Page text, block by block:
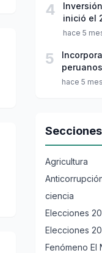
4
inició el
hace 5
5
hace 5
Secciones
Agricultura
ciencia
Elecciones
Elecciones
Fenómeno El